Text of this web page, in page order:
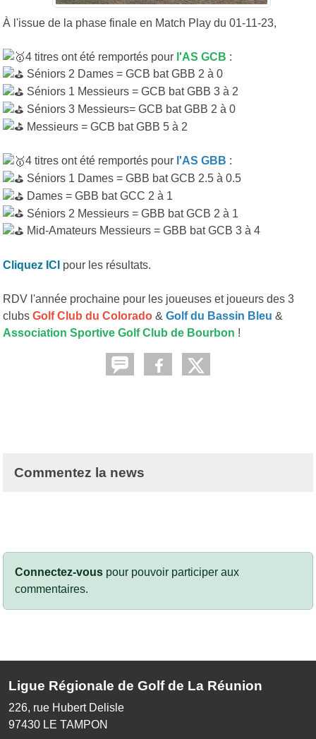
À l'issue de la phase finale en Match Play du 01-11-23,
4 titres ont été remportés pour l'AS GCB :
Séniors 2 Dames = GCB bat GBB 2 à 0
Séniors 1 Messieurs = GCB bat GBB 3 à 2
Séniors 3 Messieurs= GCB bat GBB 2 à 0
Messieurs = GCB bat GBB 5 à 2
4 titres ont été remportés pour l'AS GBB :
Séniors 1 Dames = GBB bat GCB 2.5 à 0.5
Dames = GBB bat GCC 2 à 1
Séniors 2 Messieurs = GBB bat GCB 2 à 1
Mid-Amateurs Messieurs = GBB bat GCB 3 à 4
Cliquez ICI pour les résultats.
RDV l'année prochaine pour les joueuses et joueurs des 3
clubs Golf Club du Colorado & Golf du Bassin Bleu &
Association Sportive Golf Club de Bourbon !
Commentez la news
Connectez-vous pour pouvoir participer aux
commentaires.
Ligue Régionale de Golf de La Réunion
226, rue Hubert Delisle
97430 LE TAMPON